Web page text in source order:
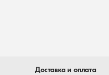
Доставка и оплата